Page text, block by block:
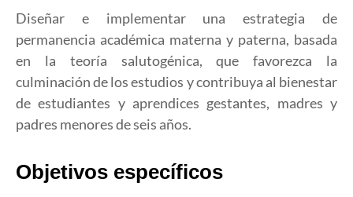
Diseñar e implementar una estrategia de
permanencia académica materna y paterna, basada
en la teoría salutogénica, que favorezca la
culminación de los estudios y contribuya al bienestar
de estudiantes y aprendices gestantes, madres y
padres menores de seis años.
Objetivos específicos